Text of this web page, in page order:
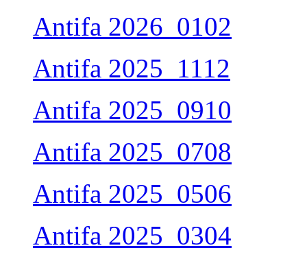
Antifa 2026_0102
Antifa 2025_1112
Antifa 2025_0910
Antifa 2025_0708
Antifa 2025_0506
Antifa 2025_0304